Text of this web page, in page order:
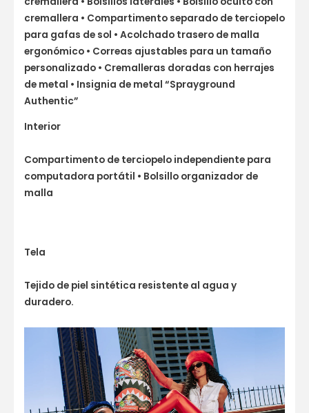
cremallera • Compartimento separado de terciopelo
para gafas de sol • Acolchado trasero de malla
ergonómico • Correas ajustables para un tamaño
personalizado • Cremalleras doradas con herrajes
de metal • Insignia de metal “Sprayground
Authentic”
Interior
Compartimento de terciopelo independiente para
computadora portátil • Bolsillo organizador de
malla
Tela
Tejido de piel sintética resistente al agua y
duradero.